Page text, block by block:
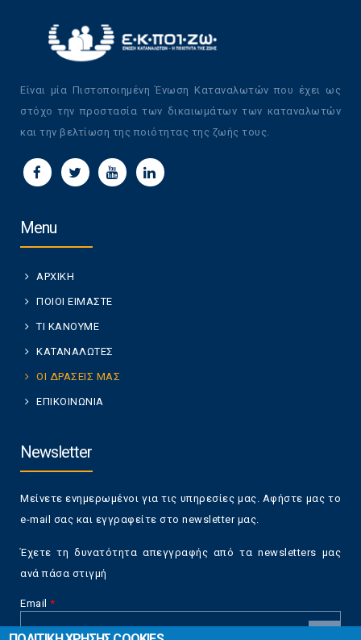
Είναι μία Πιστοποιημένη Ένωση Καταναλωτών που έχει ως
στόχο την προστασία των δικαιωμάτων των καταναλωτών
και την βελτίωση της ποιότητας της ζωής τους.
Menu
ΑΡΧΙΚΗ
ΠΟΙΟΙ ΕΙΜΑΣΤΕ
ΤΙ ΚΑΝΟΥΜΕ
ΚΑΤΑΝΑΛΩΤΕΣ
ΟΙ ΔΡΑΣΕΙΣ ΜΑΣ
ΕΠΙΚΟΙΝΩΝΙΑ
Newsletter
Μείνετε ενημερωμένοι για τις υπηρεσίες μας. Αφήστε μας το
e-mail σας και εγγραφείτε στο newsletter μας.
Έχετε τη δυνατότητα απεγγραφής από τα newsletters μας
ανά πάσα στιγμή
Email *